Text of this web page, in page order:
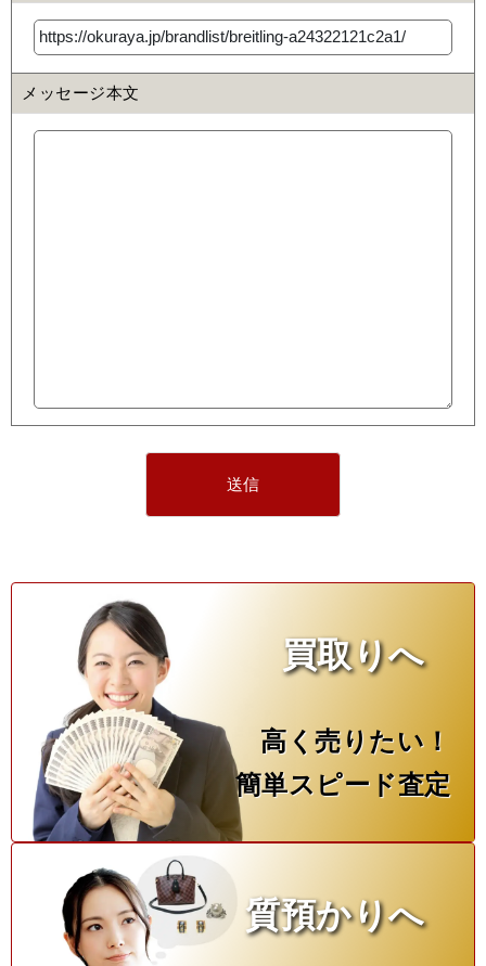
メッセージ本文
買取りへ
高く売りたい！
簡単スピード査定
質預かりへ